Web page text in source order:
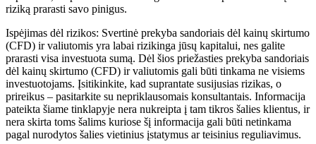
riziką prarasti savo pinigus.
Ispėjimas dėl rizikos: Svertinė prekyba sandoriais dėl kainų skirtumo
(CFD) ir valiutomis yra labai rizikinga jūsų kapitalui, nes galite
prarasti visa investuota sumą. Dėl šios priežasties prekyba sandoriais
dėl kainų skirtumo (CFD) ir valiutomis gali būti tinkama ne visiems
investuotojams. Įsitikinkite, kad suprantate susijusias rizikas, o
prireikus – pasitarkite su nepriklausomais konsultantais. Informacija
pateikta šiame tinklapyje nera nukreipta į tam tikros šalies klientus, ir
nera skirta toms šalims kuriose šį informacija gali būti netinkama
pagal nurodytos šalies vietinius įstatymus ar teisinius reguliavimus.